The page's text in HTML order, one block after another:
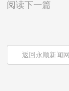
阅读下一篇
返回永顺新闻